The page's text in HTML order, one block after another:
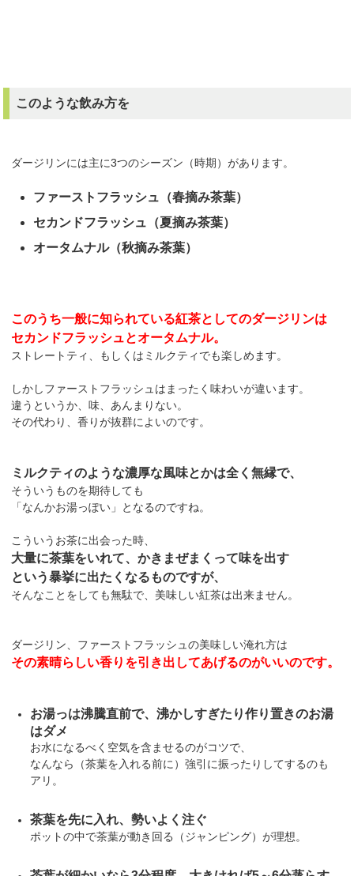
このような飲み方を
ダージリンには主に3つのシーズン（時期）があります。
ファーストフラッシュ（春摘み茶葉）
セカンドフラッシュ（夏摘み茶葉）
オータムナル（秋摘み茶葉）
このうち一般に知られている紅茶としてのダージリンは
セカンドフラッシュとオータムナル。
ストレートティ、もしくはミルクティでも楽しめます。
しかしファーストフラッシュはまったく味わいが違います。
違うというか、味、あんまりない。
その代わり、香りが抜群によいのです。
ミルクティのような濃厚な風味とかは全く無縁で、
そういうものを期待しても
「なんかお湯っぽい」となるのですね。
こういうお茶に出会った時、
大量に茶葉をいれて、かきまぜまくって味を出す
という暴挙に出たくなるものですが、
そんなことをしても無駄で、美味しい紅茶は出来ません。
ダージリン、ファーストフラッシュの美味しい淹れ方は
その素晴らしい香りを引き出してあげるのがいいのです。
お湯っは沸騰直前で、沸かしすぎたり作り置きのお湯
はダメ
お水になるべく空気を含ませるのがコツで、
なんなら（茶葉を入れる前に）強引に振ったりしてするのも
アリ。
茶葉を先に入れ、勢いよく注ぐ
ポットの中で茶葉が動き回る（ジャンピング）が理想。